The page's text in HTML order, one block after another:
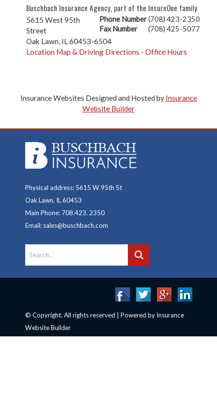
Buschbach Insurance Agency, part of the InsureOne family
Phone Number(708) 423-2350
Fax Number
(708) 425-5077
5615 West 95th
Street
Oak Lawn IL 60453-6504
Location Map & Driving Directions - Office Hours
Insurance Websites Designed and Hosted by Insurance
Website Builder
Physical address: 5615 W 95th St
Oak Lawn, IL 60453
Main Phone: 708.423. 2350
Email: sales@buschbach.com
© Copyright. All rights reserved | Powered by Insurance
Website Builder